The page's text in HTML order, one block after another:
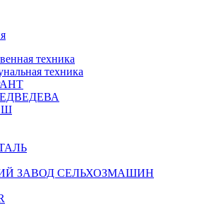
техника
техника
ЗАВОД СЕЛЬХОЗМАШИН